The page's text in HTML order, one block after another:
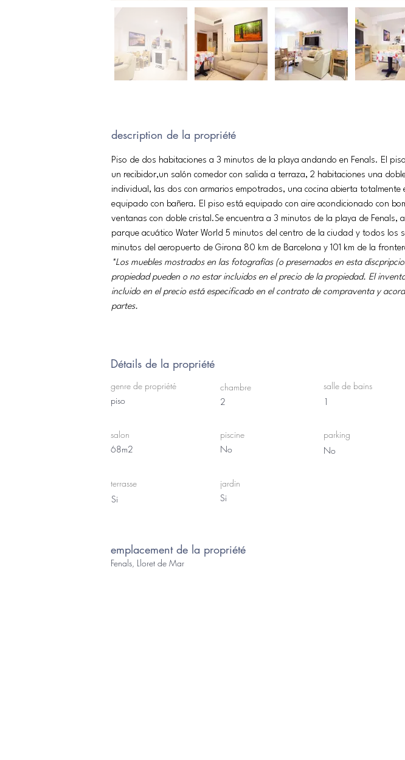
description de la propriété
Piso de dos habitaciones a 3 minutos de la playa andando en Fenals. El
un recibidor,un salón comedor con salida a terraza, 2 habitaciones una
individual, las dos con armarios empotrados, una cocina abierta totalmente
equipado con bañera. El piso está equipado con aire acondicionado con
ventanas con doble cristal.Se encuentra a 3 minutos de la playa de Fenals,
parque acuático Water World 5 minutos del centro de la ciudad y todos los
minutos del aeropuerto de Girona 80 km de Barcelona y 101 km de la
*Los muebles mostrados en las fotografías (o presernados en esta
propiedad pueden o no estar incluidos en el precio de la propiedad. El
incluido en el precio está especificado en el contrato de compraventa y
partes.
Détails de la propriété
genre de propriété
piso
chambre
2
salle de bains
1
salon
68m2
piscine
No
parking
No
terrasse
Si
jardin
Si
emplacement de la propriété
Fenals, Lloret de Mar